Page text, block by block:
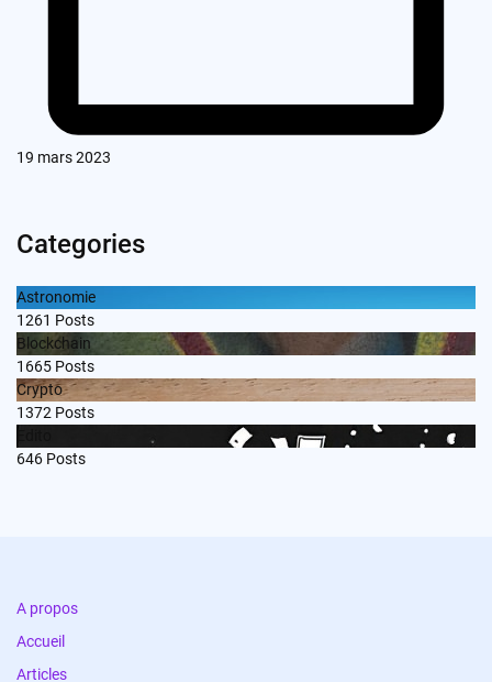
19 mars 2023
Categories
Astronomie
1261 Posts
Blockchain
1665 Posts
Crypto
1372 Posts
646 Posts
A propos
Accueil
Articles